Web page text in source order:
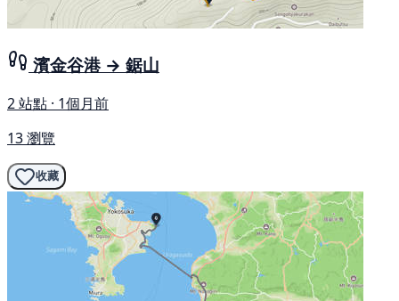
濱金谷港 → 鋸山
2 站點 · 1個月前
13 瀏覽
收藏